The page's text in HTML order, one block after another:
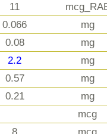
11
0.066
mg
0.08
mg
2.2
mg
0.57
mg
0.21
mg
mcg